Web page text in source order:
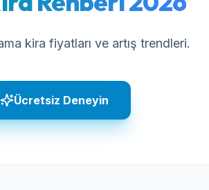
kira fiyatları ve artış trendleri.
Ücretsiz Deneyin